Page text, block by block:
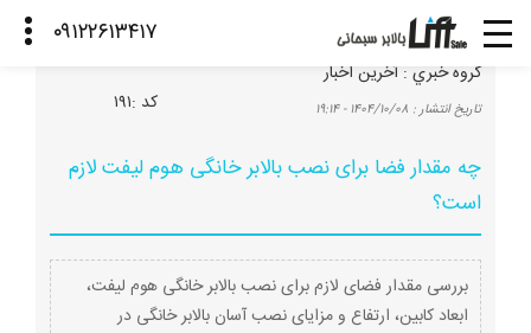
گروه خبري : آخرین اخبار
تاريخ انتشار : ۱۴۰۴/۱۰/۰۸ - ۱۹:۱۴ كد :۱۹۱
چه مقدار فضا برای نصب بالابر خانگی هوم لیفت لازم
است؟
بررسی مقدار فضای لازم برای نصب بالابر خانگی هوم لیفت،
ابعاد کابین، ارتفاع و مزایای نصب آسان بالابر خانگی در